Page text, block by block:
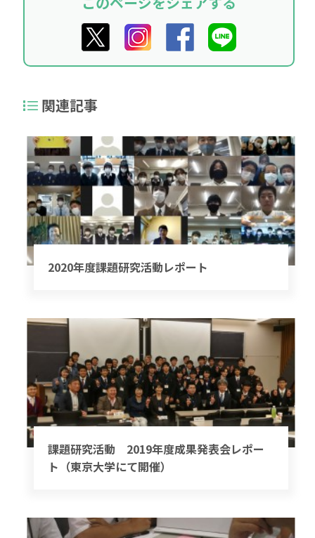
関連記事
2020年度課題研究活動レポート
課題研究活動 2019年度成果発表会レポー
ト（東京大学にて開催）